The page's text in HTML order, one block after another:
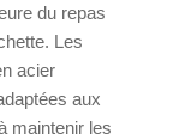
du repas
Les
acier
aux
maintenir les